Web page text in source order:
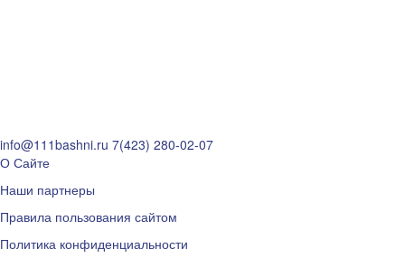
info@111bashni.ru 7(423) 280-02-07
О Сайте
Наши партнеры
Правила пользования сайтом
Политика конфиденциальности